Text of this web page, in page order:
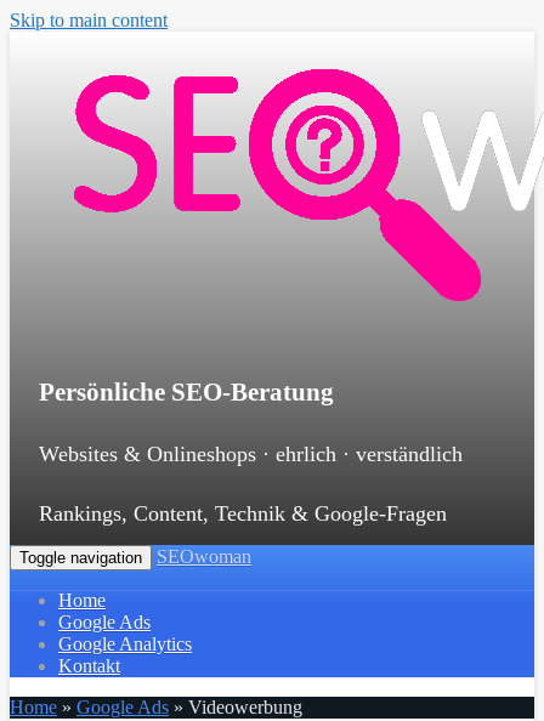
Skip to main content
Persönliche SEO-Beratung
Websites & Onlineshops · ehrlich · verständlich
Rankings, Content, Technik & Google-Fragen
Toggle navigation SEOwoman
Home
Google Ads
Google Analytics
Kontakt
Home » Google Ads » Videowerbung